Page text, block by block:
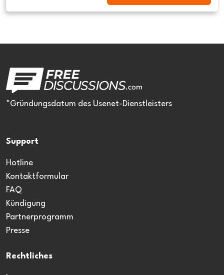
*Gründungsdatum des Usenet-Dienstleisters
Support
Hotline
Kontaktformular
FAQ
Kündigung
Partnerprogramm
Presse
Rechtliches